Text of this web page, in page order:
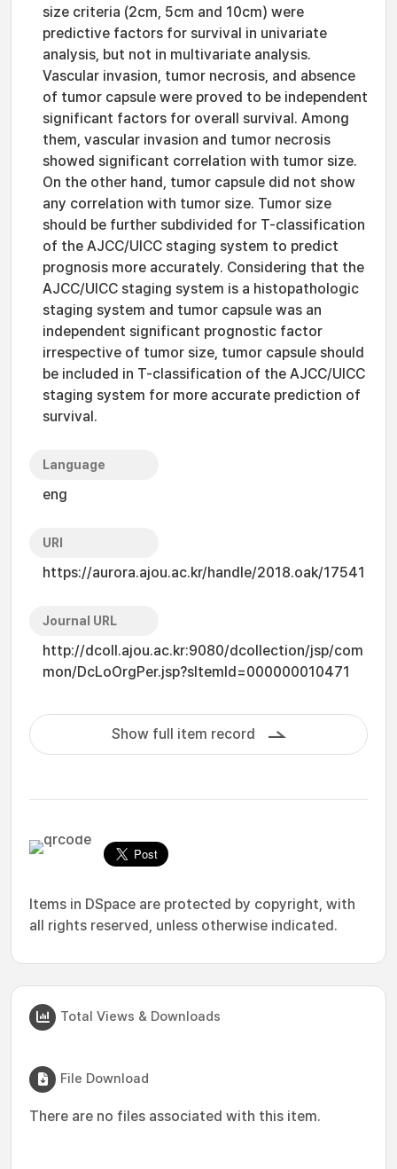
size criteria (2cm, 5cm and 10cm) were
predictive factors for survival in univariate
analysis, but not in multivariate analysis.
Vascular invasion, tumor necrosis, and absence
of tumor capsule were proved to be independent
significant factors for overall survival. Among
them, vascular invasion and tumor necrosis
showed significant correlation with tumor size.
On the other hand, tumor capsule did not show
any correlation with tumor size. Tumor size
should be further subdivided for T-classification
of the AJCC/UICC staging system to predict
prognosis more accurately. Considering that the
AJCC/UICC staging system is a histopathologic
staging system and tumor capsule was an
independent significant prognostic factor
irrespective of tumor size, tumor capsule should
be included in T-classification of the AJCC/UICC
staging system for more accurate prediction of
survival.
Language
eng
URI
https://aurora.ajou.ac.kr/handle/2018.oak/17541
Journal URL
http://dcoll.ajou.ac.kr:9080/dcollection/jsp/com
mon/DcLoOrgPer.jsp?sItemId=000000010471
Show full item record
Items in DSpace are protected by copyright, with
all rights reserved, unless otherwise indicated.
Total Views & Downloads
File Download
There are no files associated with this item.